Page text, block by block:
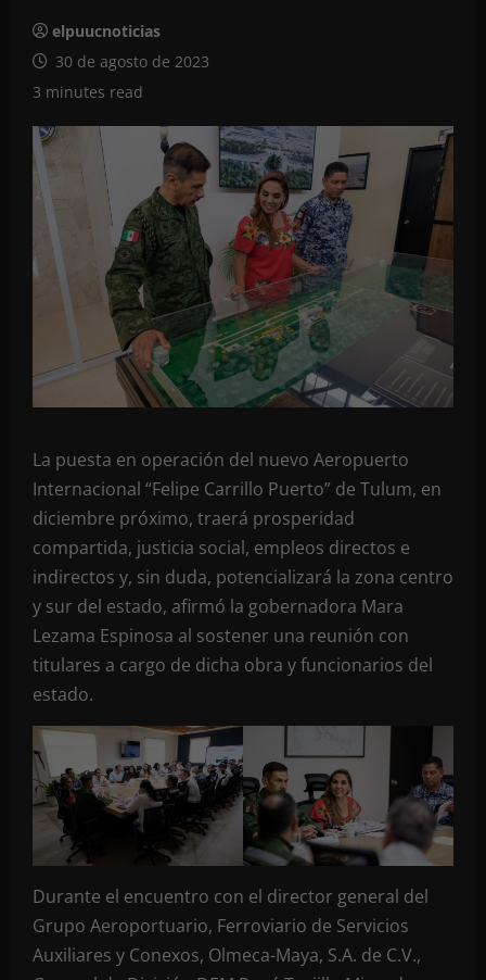
elpuucnoticias
30 de agosto de 2023
3 minutes read
La puesta en operación del nuevo Aeropuerto
Internacional “Felipe Carrillo Puerto” de Tulum, en
diciembre próximo, traerá prosperidad
compartida, justicia social, empleos directos e
indirectos y, sin duda, potencializará la zona centro
y sur del estado, afirmó la gobernadora Mara
Lezama Espinosa al sostener una reunión con
titulares a cargo de dicha obra y funcionarios del
estado.
Durante el encuentro con el director general del
Grupo Aeroportuario, Ferroviario de Servicios
Auxiliares y Conexos, Olmeca-Maya, S.A. de C.V.,